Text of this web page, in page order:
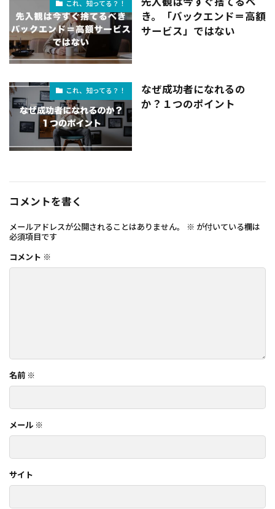
これ、知ってる？！
き。「バックエンド＝高額
サービス」ではない
これ、知ってる？！
なぜ成功者になれるの
か？１つのポイント
コメントを書く
メールアドレスが公開されることはありません。 ※ が付いている欄は
必須項目です
コメント ※
名前 ※
メール ※
サイト